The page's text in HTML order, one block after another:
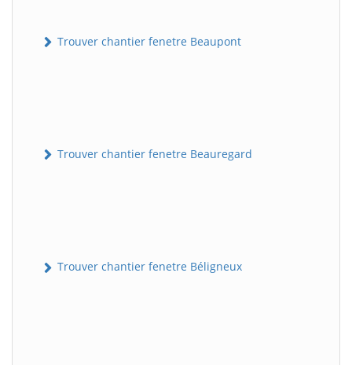
Trouver chantier fenetre Beaupont
Trouver chantier fenetre Beauregard
Trouver chantier fenetre Béligneux